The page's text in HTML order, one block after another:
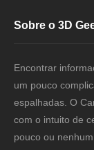
Sobre o 3D
Encontrar
um pouco
espalhadas. O
com o intuito de
pouco ou